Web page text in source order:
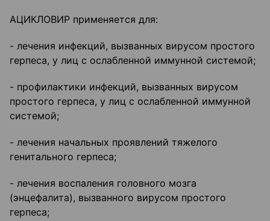
АЦИКЛОВИР применяется для:
- лечения инфекций, вызванных вирусом простого
герпеса, у лиц с ослабленной иммунной системой;
- профилактики инфекций, вызванных вирусом
простого герпеса, у лиц с ослабленной иммунной
системой;
- лечения начальных проявлений тяжелого
генитального герпеса;
- лечения воспаления головного мозга
(энцефалита), вызванного вирусом простого
герпеса;